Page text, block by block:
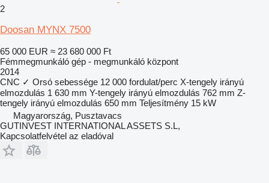
2
Doosan MYNX 7500
65 000 EUR ≈ 23 680 000 Ft
Fémmegmunkáló gép - megmunkáló központ
2014
CNC ✓ Orsó sebessége 12 000 fordulat/perc X-tengely irányú
elmozdulás 1 630 mm Y-tengely irányú elmozdulás 762 mm Z-
tengely irányú elmozdulás 650 mm Teljesítmény 15 kW
Magyarország, Pusztavacs
GUTINVEST INTERNATIONAL ASSETS S.L,
Kapcsolatfelvétel az eladóval